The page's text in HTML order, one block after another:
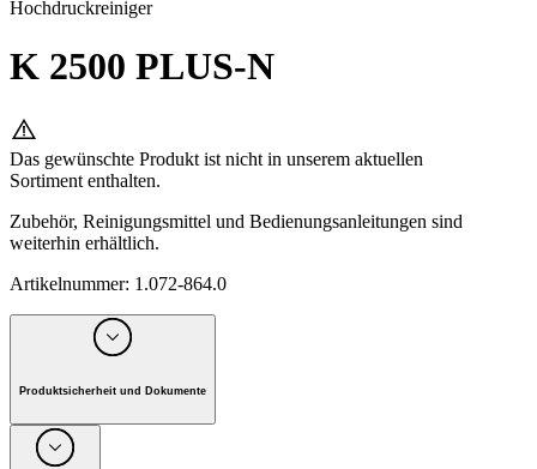
Hochdruckreiniger
K 2500 PLUS-N
Das gewünschte Produkt ist nicht in unserem aktuellen
Sortiment enthalten.
Zubehör, Reinigungsmittel und Bedienungsanleitungen sind
weiterhin erhältlich.
Artikelnummer: 1.072-864.0
Produktsicherheit und Dokumente
Unternehmen: Alfred Kärcher GmbH, Maculangasse 4, A-
1220 Wien